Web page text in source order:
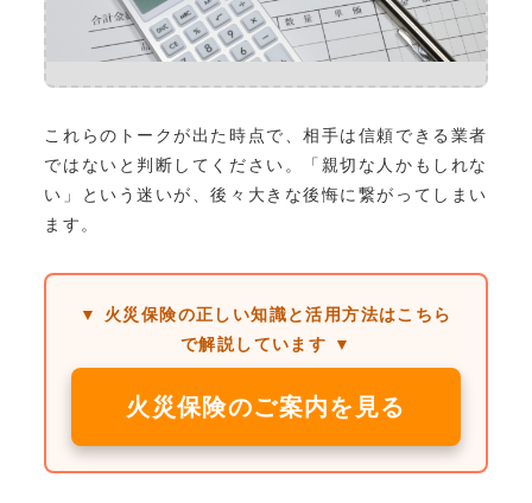
これらのトークが出た時点で、相手は信頼できる業者
ではないと判断してください。「親切な人かもしれな
い」という迷いが、後々大きな後悔に繋がってしまい
ます。
▼ 火災保険の正しい知識と活用方法はこちら
で解説しています ▼
火災保険のご案内を見る